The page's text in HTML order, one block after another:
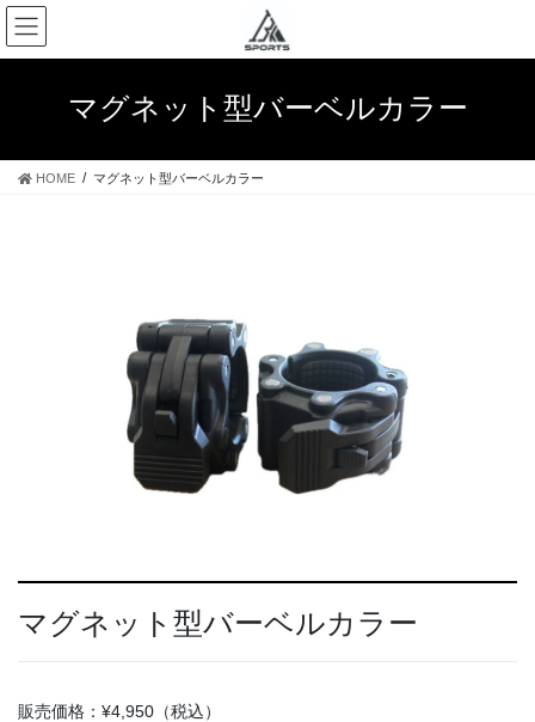
マグネット型バーベルカラー
HOME マグネット型バーベルカラー
マグネット型バーベルカラー
販売価格：¥4,950（税込）